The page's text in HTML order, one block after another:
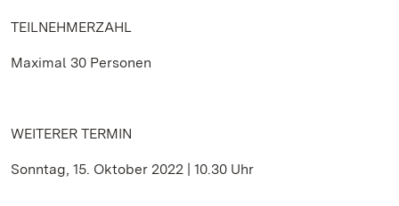
TEILNEHMERZAHL
Maximal 30 Personen
WEITERER TERMIN
Sonntag, 15. Oktober 2022 | 10.30 Uhr